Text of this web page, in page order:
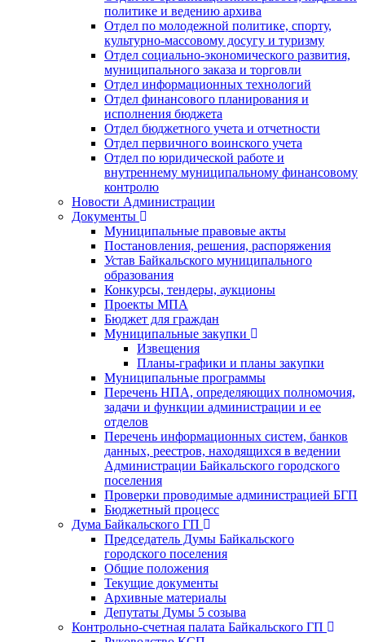
политике и ведению архива
Отдел по молодежной политике, спорту,
культурно-массовому досугу и туризму
Отдел социально-экономического развития,
муниципального заказа и торговли
Отдел информационных технологий
Отдел финансового планирования и
исполнения бюджета
Отдел бюджетного учета и отчетности
Отдел первичного воинского учета
Отдел по юридической работе и
внутреннему муниципальному финансовому
контролю
Новости Администрации
Документы
Муниципальные правовые акты
Постановления, решения, распоряжения
Устав Байкальского муниципального
образования
Конкурсы, тендеры, аукционы
Проекты МПА
Бюджет для граждан
Муниципальные закупки
Извещения
Планы-графики и планы закупки
Муниципальные программы
Перечень НПА, определяющих полномочия,
задачи и функции администрации и ее
отделов
Перечень информационных систем, банков
данных, реестров, находящихся в ведении
Администрации Байкальского городского
поселения
Проверки проводимые администрацией БГП
Бюджетный процесс
Дума Байкальского ГП
Председатель Думы Байкальского
городского поселения
Общие положения
Текущие документы
Архивные материалы
Депутаты Думы 5 созыва
Контрольно-счетная палата Байкальского ГП